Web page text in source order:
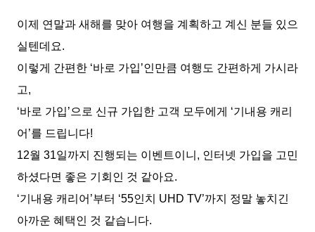
이제 연말과 새해를 맞아 여행을 계획하고 계신 분들 있으
실텐데요.
이렇게 간편한 ‘바로 가입’인만큼 여행도 간편하게 가시라
고,
‘바로 가입’으로 신규 가입한 고객 모두에게 ‘기내용 캐리
어’를 드립니다!
12월 31일까지 진행되는 이벤트이니, 인터넷 가입을 고민
하셨다면 좋은 기회인 것 같아요.
‘기내용 캐리어’부터 ‘55인치 UHD TV’까지 정말 놓치긴
아까운 혜택인 것 같습니다.